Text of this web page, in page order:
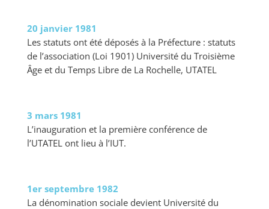
20 janvier 1981
Les statuts ont été déposés à la Préfecture : statuts
de l’association (Loi 1901) Université du Troisième
Âge et du Temps Libre de La Rochelle, UTATEL
3 mars 1981
L’inauguration et la première conférence de
l’UTATEL ont lieu à l’IUT.
1erseptembre 1982
La dénomination sociale devient Université du